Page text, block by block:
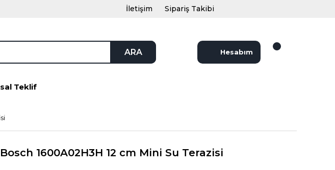
İletişim Sipariş Takibi
ARA Hesabım
Teklif
Bosch 1600A02H3H 12 cm Mini Su Terazisi